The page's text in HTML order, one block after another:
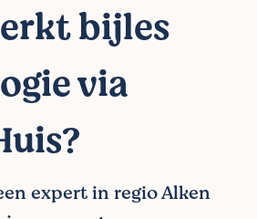
bijles
via
expert in regio Alken